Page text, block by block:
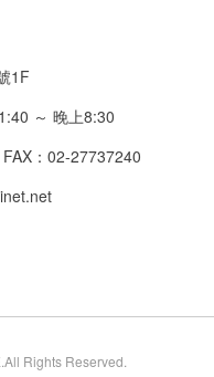
1F
～ 晚上8:30
FAX：02-27737240
Rights Reserved.